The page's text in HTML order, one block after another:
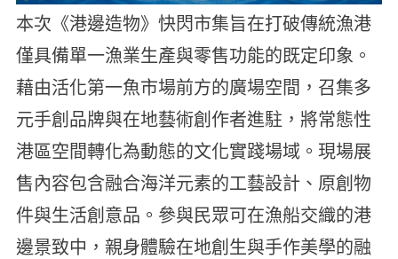
本次《港邊造物》快閃市集旨在打破傳統漁港
僅具備單一漁業生產與零售功能的既定印象。
藉由活化第一魚市場前方的廣場空間，召集多
元手創品牌與在地藝術創作者進駐，將常態性
港區空間轉化為動態的文化實踐場域。現場展
售內容包含融合海洋元素的工藝設計、原創物
件與生活創意品。參與民眾可在漁船交織的港
邊景致中，親身體驗在地創生與手作美學的融